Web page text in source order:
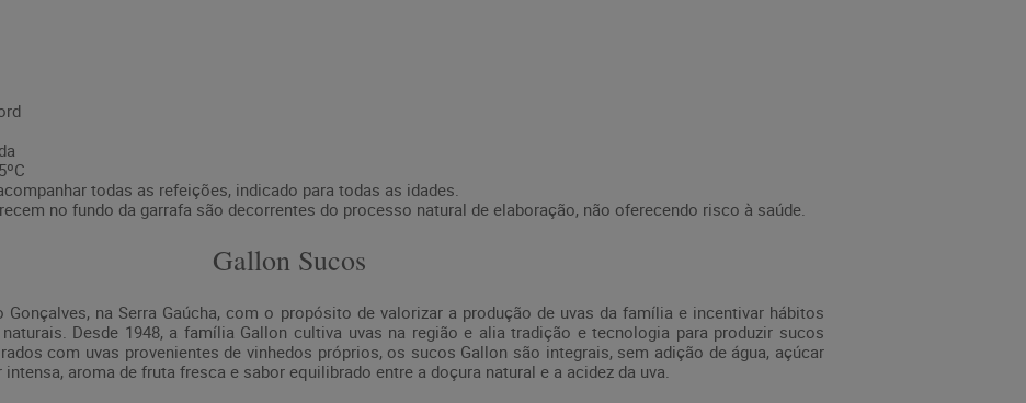
todas as refeições, indicado para todas as idades.
no fundo da garrafa são decorrentes do processo natural de elaboração, não oferecendo risco à saúde.
Gallon Sucos
Gonçalves, na Serra Gaúcha, com o propósito de valorizar a produção de uvas da família e incentivar hábitos
Desde 1948, a família Gallon cultiva uvas na região e alia tradição e tecnologia para produzir sucos
com uvas provenientes de vinhedos próprios, os sucos Gallon são integrais, sem adição de água, açúcar
aroma de fruta fresca e sabor equilibrado entre a doçura natural e a acidez da uva.